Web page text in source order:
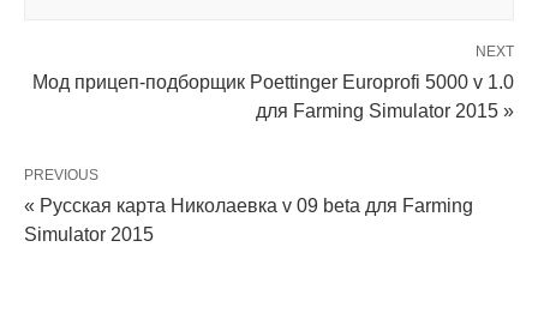
NEXT
Мод прицеп-подборщик Poettinger Europrofi 5000 v 1.0
для Farming Simulator 2015 »
PREVIOUS
« Русская карта Николаевка v 09 beta для Farming
Simulator 2015